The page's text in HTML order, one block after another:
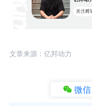
文章来源：亿邦动力
微信